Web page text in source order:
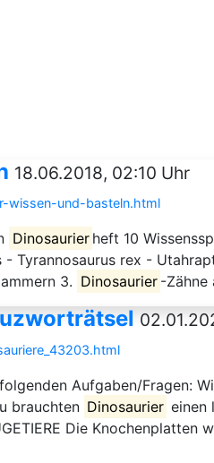
18.06.2018, 02:10 Uhr
wissen-und-basteln.html
Dinosaurier heft 10
Tyrannosaurus rex -
3. Dinosaurier -Zähne
Aufgaben/Fragen:
brauchten Dinosaurier einen
Die